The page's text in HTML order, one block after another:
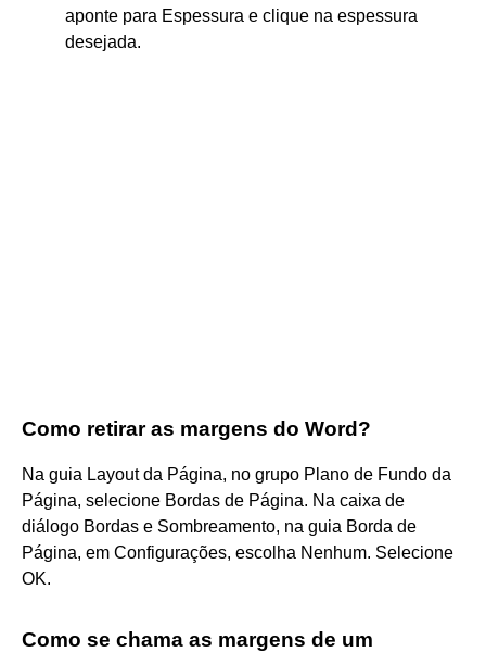
aponte para Espessura e clique na espessura
desejada.
Como retirar as margens do Word?
Na guia Layout da Página, no grupo Plano de Fundo da
Página, selecione Bordas de Página. Na caixa de
diálogo Bordas e Sombreamento, na guia Borda de
Página, em Configurações, escolha Nenhum. Selecione
OK.
Como se chama as margens de um